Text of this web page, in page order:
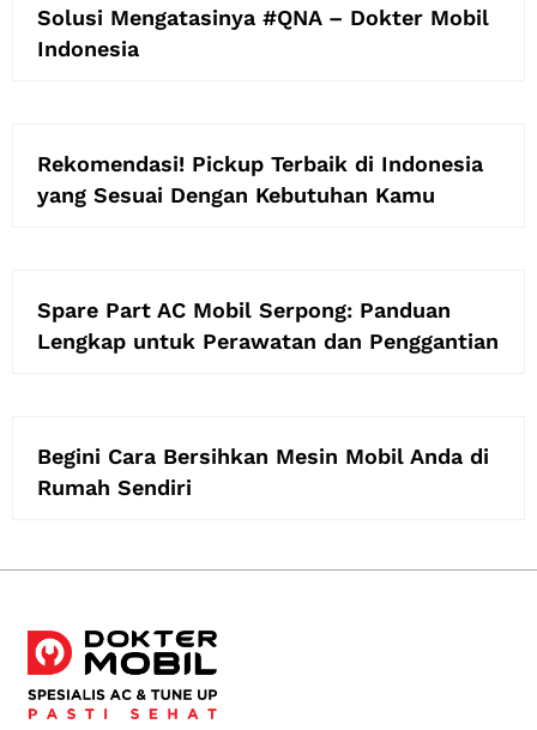
Solusi Mengatasinya #QNA – Dokter Mobil
Indonesia
Rekomendasi! Pickup Terbaik di Indonesia
yang Sesuai Dengan Kebutuhan Kamu
Spare Part AC Mobil Serpong: Panduan
Lengkap untuk Perawatan dan Penggantian
Begini Cara Bersihkan Mesin Mobil Anda di
Rumah Sendiri